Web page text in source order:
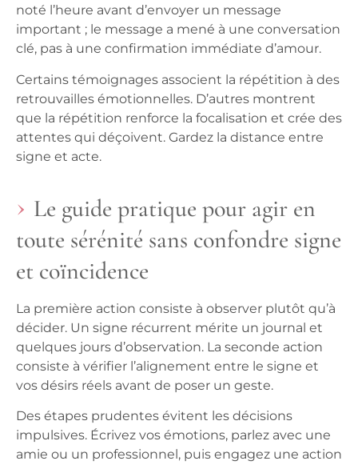
noté l’heure avant d’envoyer un message
important ; le message a mené à une conversation
clé, pas à une confirmation immédiate d’amour.
Certains témoignages associent la répétition à des
retrouvailles émotionnelles. D’autres montrent
que la répétition renforce la focalisation et crée des
attentes qui déçoivent. Gardez la distance entre
signe et acte.
Le guide pratique pour agir en
toute sérénité sans confondre signe
et coïncidence
La première action consiste à observer plutôt qu’à
décider. Un signe récurrent mérite un journal et
quelques jours d’observation. La seconde action
consiste à vérifier l’alignement entre le signe et
vos désirs réels avant de poser un geste.
Des étapes prudentes évitent les décisions
impulsives. Écrivez vos émotions, parlez avec une
amie ou un professionnel, puis engagez une action